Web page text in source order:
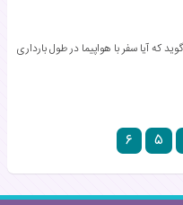
که آیا سفر با هواپیما در طول بارداری
۵ ۶